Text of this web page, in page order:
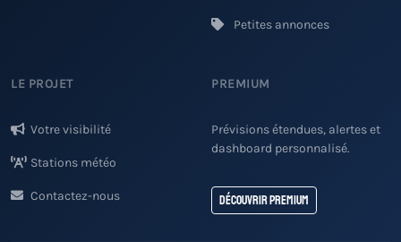
Petites annonces
LE PROJET
Votre visibilité
Stations météo
Contactez-nous
PREMIUM
Prévisions étendues, alertes et
dashboard personnalisé.
Découvrir Premium